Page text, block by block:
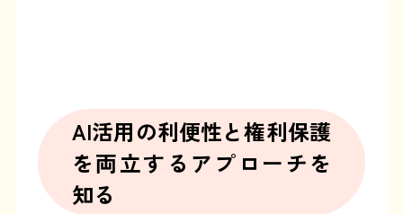
AI活用の利便性と権利保護
を両立する アプローチを
知る